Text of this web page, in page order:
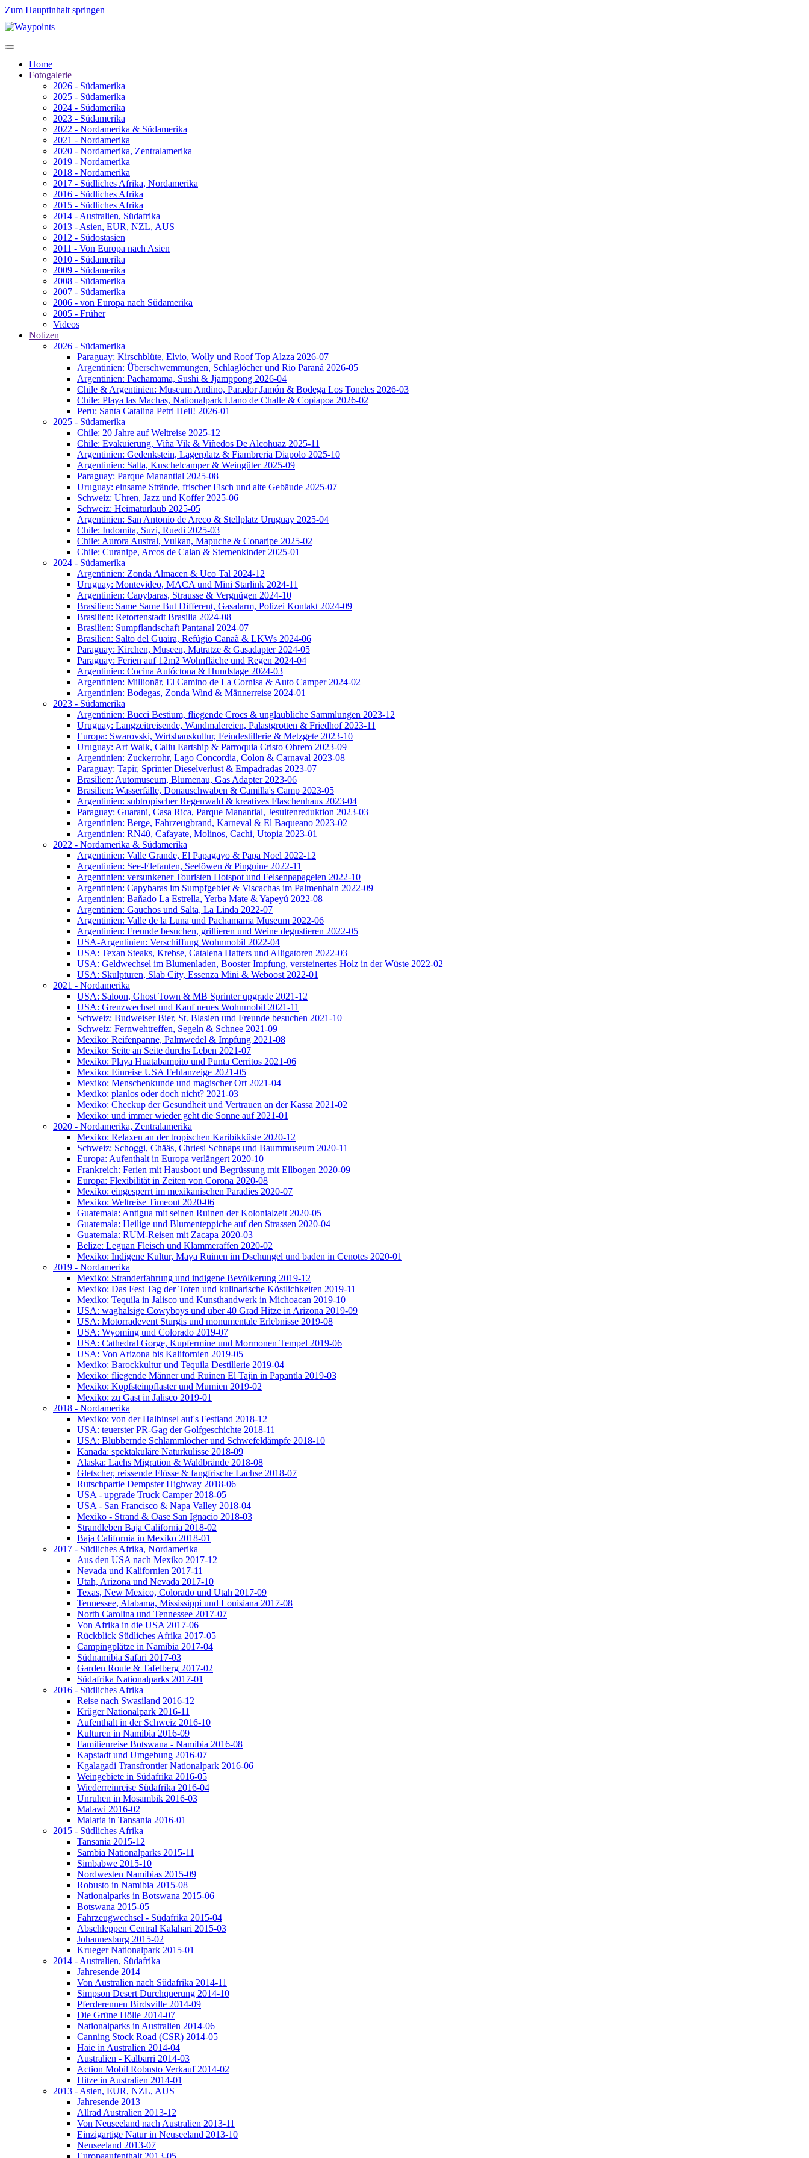
Zum Hauptinhalt springen
Home
Fotogalerie
2026 - Südamerika
2025 - Südamerika
2024 - Südamerika
2023 - Südamerika
2022 - Nordamerika & Südamerika
2021 - Nordamerika
2020 - Nordamerika, Zentralamerika
2019 - Nordamerika
2018 - Nordamerika
2017 - Südliches Afrika, Nordamerika
2016 - Südliches Afrika
2015 - Südliches Afrika
2014 - Australien, Südafrika
2013 - Asien, EUR, NZL, AUS
2012 - Südostasien
2011 - Von Europa nach Asien
2010 - Südamerika
2009 - Südamerika
2008 - Südamerika
2007 - Südamerika
2006 - von Europa nach Südamerika
2005 - Früher
Videos
Notizen
2026 - Südamerika
Paraguay: Kirschblüte, Elvio, Wolly und Roof Top Alzza 2026-07
Argentinien: Überschwemmungen, Schlaglöcher und Rio Paraná 2026-05
Argentinien: Pachamama, Sushi & Jjamppong 2026-04
Chile & Argentinien: Museum Andino, Parador Jamón & Bodega Los Toneles 2026-03
Chile: Playa las Machas, Nationalpark Llano de Challe & Copiapoa 2026-02
Peru: Santa Catalina Petri Heil! 2026-01
2025 - Südamerika
Chile: 20 Jahre auf Weltreise 2025-12
Chile: Evakuierung, Viña Vik & Viñedos De Alcohuaz 2025-11
Argentinien: Gedenkstein, Lagerplatz & Fiambreria Diapolo 2025-10
Argentinien: Salta, Kuschelcamper & Weingüter 2025-09
Paraguay: Parque Manantial 2025-08
Uruguay: einsame Strände, frischer Fisch und alte Gebäude 2025-07
Schweiz: Uhren, Jazz und Koffer 2025-06
Schweiz: Heimaturlaub 2025-05
Argentinien: San Antonio de Areco & Stellplatz Uruguay 2025-04
Chile: Indomita, Suzi, Ruedi 2025-03
Chile: Aurora Austral, Vulkan, Mapuche & Conaripe 2025-02
Chile: Curanipe, Arcos de Calan & Sternenkinder 2025-01
2024 - Südamerika
Argentinien: Zonda Almacen & Uco Tal 2024-12
Uruguay: Montevideo, MACA und Mini Starlink 2024-11
Argentinien: Capybaras, Strausse & Vergnügen 2024-10
Brasilien: Same Same But Different, Gasalarm, Polizei Kontakt 2024-09
Brasilien: Retortenstadt Brasilia 2024-08
Brasilien: Sumpflandschaft Pantanal 2024-07
Brasilien: Salto del Guaira, Refúgio Canaã & LKWs 2024-06
Paraguay: Kirchen, Museen, Matratze & Gasadapter 2024-05
Paraguay: Ferien auf 12m2 Wohnfläche und Regen 2024-04
Argentinien: Cocina Autóctona & Hundstage 2024-03
Argentinien: Millionär, El Camino de La Cornisa & Auto Camper 2024-02
Argentinien: Bodegas, Zonda Wind & Männerreise 2024-01
2023 - Südamerika
Argentinien: Bucci Bestium, fliegende Crocs & unglaubliche Sammlungen 2023-12
Uruguay: Langzeitreisende, Wandmalereien, Palastgrotten & Friedhof 2023-11
Europa: Swarovski, Wirtshauskultur, Feindestillerie & Metzgete 2023-10
Uruguay: Art Walk, Caliu Eartship & Parroquia Cristo Obrero 2023-09
Argentinien: Zuckerrohr, Lago Concordia, Colon & Carnaval 2023-08
Paraguay: Tapir, Sprinter Dieselverlust & Empadradas 2023-07
Brasilien: Automuseum, Blumenau, Gas Adapter 2023-06
Brasilien: Wasserfälle, Donauschwaben & Camilla's Camp 2023-05
Argentinien: subtropischer Regenwald & kreatives Flaschenhaus 2023-04
Paraguay: Guarani, Casa Rica, Parque Manantial, Jesuitenreduktion 2023-03
Argentinien: Berge, Fahrzeugbrand, Karneval & El Baqueano 2023-02
Argentinien: RN40, Cafayate, Molinos, Cachi, Utopia 2023-01
2022 - Nordamerika & Südamerika
Argentinien: Valle Grande, El Papagayo & Papa Noel 2022-12
Argentinien: See-Elefanten, Seelöwen & Pinguine 2022-11
Argentinien: versunkener Touristen Hotspot und Felsenpapageien 2022-10
Argentinien: Capybaras im Sumpfgebiet & Viscachas im Palmenhain 2022-09
Argentinien: Bañado La Estrella, Yerba Mate & Yapeyú 2022-08
Argentinien: Gauchos und Salta, La Linda 2022-07
Argentinien: Valle de la Luna und Pachamama Museum 2022-06
Argentinien: Freunde besuchen, grillieren und Weine degustieren 2022-05
USA-Argentinien: Verschiffung Wohnmobil 2022-04
USA: Texan Steaks, Krebse, Catalena Hatters und Alligatoren 2022-03
USA: Geldwechsel im Blumenladen, Booster Impfung, versteinertes Holz in der Wüste 2022-02
USA: Skulpturen, Slab City, Essenza Mini & Weboost 2022-01
2021 - Nordamerika
USA: Saloon, Ghost Town & MB Sprinter upgrade 2021-12
USA: Grenzwechsel und Kauf neues Wohnmobil 2021-11
Schweiz: Budweiser Bier, St. Blasien und Freunde besuchen 2021-10
Schweiz: Fernwehtreffen, Segeln & Schnee 2021-09
Mexiko: Reifenpanne, Palmwedel & Impfung 2021-08
Mexiko: Seite an Seite durchs Leben 2021-07
Mexiko: Playa Huatabampito und Punta Cerritos 2021-06
Mexiko: Einreise USA Fehlanzeige 2021-05
Mexiko: Menschenkunde und magischer Ort 2021-04
Mexiko: planlos oder doch nicht? 2021-03
Mexiko: Checkup der Gesundheit und Vertrauen an der Kassa 2021-02
Mexiko: und immer wieder geht die Sonne auf 2021-01
2020 - Nordamerika, Zentralamerika
Mexiko: Relaxen an der tropischen Karibikküste 2020-12
Schweiz: Schoggi, Chääs, Chriesi Schnaps und Baummuseum 2020-11
Europa: Aufenthalt in Europa verlängert 2020-10
Frankreich: Ferien mit Hausboot und Begrüssung mit Ellbogen 2020-09
Europa: Flexibilität in Zeiten von Corona 2020-08
Mexiko: eingesperrt im mexikanischen Paradies 2020-07
Mexiko: Weltreise Timeout 2020-06
Guatemala: Antigua mit seinen Ruinen der Kolonialzeit 2020-05
Guatemala: Heilige und Blumenteppiche auf den Strassen 2020-04
Guatemala: RUM-Reisen mit Zacapa 2020-03
Belize: Leguan Fleisch und Klammeraffen 2020-02
Mexiko: Indigene Kultur, Maya Ruinen im Dschungel und baden in Cenotes 2020-01
2019 - Nordamerika
Mexiko: Stranderfahrung und indigene Bevölkerung 2019-12
Mexiko: Das Fest Tag der Toten und kulinarische Köstlichkeiten 2019-11
Mexiko: Tequila in Jalisco und Kunsthandwerk in Michoacan 2019-10
USA: waghalsige Cowyboys und über 40 Grad Hitze in Arizona 2019-09
USA: Motorradevent Sturgis und monumentale Erlebnisse 2019-08
USA: Wyoming und Colorado 2019-07
USA: Cathedral Gorge, Kupfermine und Mormonen Tempel 2019-06
USA: Von Arizona bis Kalifornien 2019-05
Mexiko: Barockkultur und Tequila Destillerie 2019-04
Mexiko: fliegende Männer und Ruinen El Tajin in Papantla 2019-03
Mexiko: Kopfsteinpflaster und Mumien 2019-02
Mexiko: zu Gast in Jalisco 2019-01
2018 - Nordamerika
Mexiko: von der Halbinsel auf's Festland 2018-12
USA: teuerster PR-Gag der Golfgeschichte 2018-11
USA: Blubbernde Schlammlöcher und Schwefeldämpfe 2018-10
Kanada: spektakuläre Naturkulisse 2018-09
Alaska: Lachs Migration & Waldbrände 2018-08
Gletscher, reissende Flüsse & fangfrische Lachse 2018-07
Rutschpartie Dempster Highway 2018-06
USA - upgrade Truck Camper 2018-05
USA - San Francisco & Napa Valley 2018-04
Mexiko - Strand & Oase San Ignacio 2018-03
Strandleben Baja California 2018-02
Baja California in Mexiko 2018-01
2017 - Südliches Afrika, Nordamerika
Aus den USA nach Mexiko 2017-12
Nevada und Kalifornien 2017-11
Utah, Arizona und Nevada 2017-10
Texas, New Mexico, Colorado und Utah 2017-09
Tennessee, Alabama, Mississippi und Louisiana 2017-08
North Carolina und Tennessee 2017-07
Von Afrika in die USA 2017-06
Rückblick Südliches Afrika 2017-05
Campingplätze in Namibia 2017-04
Südnamibia Safari 2017-03
Garden Route & Tafelberg 2017-02
Südafrika Nationalparks 2017-01
2016 - Südliches Afrika
Reise nach Swasiland 2016-12
Krüger Nationalpark 2016-11
Aufenthalt in der Schweiz 2016-10
Kulturen in Namibia 2016-09
Familienreise Botswana - Namibia 2016-08
Kapstadt und Umgebung 2016-07
Kgalagadi Transfrontier Nationalpark 2016-06
Weingebiete in Südafrika 2016-05
Wiederreinreise Südafrika 2016-04
Unruhen in Mosambik 2016-03
Malawi 2016-02
Malaria in Tansania 2016-01
2015 - Südliches Afrika
Tansania 2015-12
Sambia Nationalparks 2015-11
Simbabwe 2015-10
Nordwesten Namibias 2015-09
Robusto in Namibia 2015-08
Nationalparks in Botswana 2015-06
Botswana 2015-05
Fahrzeugwechsel - Südafrika 2015-04
Abschleppen Central Kalahari 2015-03
Johannesburg 2015-02
Krueger Nationalpark 2015-01
2014 - Australien, Südafrika
Jahresende 2014
Von Australien nach Südafrika 2014-11
Simpson Desert Durchquerung 2014-10
Pferderennen Birdsville 2014-09
Die Grüne Hölle 2014-07
Nationalparks in Australien 2014-06
Canning Stock Road (CSR) 2014-05
Haie in Australien 2014-04
Australien - Kalbarri 2014-03
Action Mobil Robusto Verkauf 2014-02
Hitze in Australien 2014-01
2013 - Asien, EUR, NZL, AUS
Jahresende 2013
Allrad Australien 2013-12
Von Neuseeland nach Australien 2013-11
Einzigartige Natur in Neuseeland 2013-10
Neuseeland 2013-07
Europaaufenthalt 2013-05